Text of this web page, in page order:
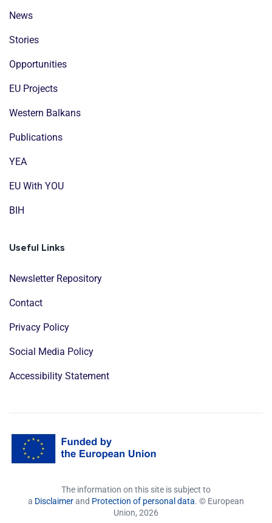
News
Stories
Opportunities
EU Projects
Western Balkans
Publications
YEA
EU With YOU
BIH
Useful Links
Newsletter Repository
Contact
Privacy Policy
Social Media Policy
Accessibility Statement
The information on this site is subject to
a Disclaimerand Protection of personal data. © European
Union, 2026